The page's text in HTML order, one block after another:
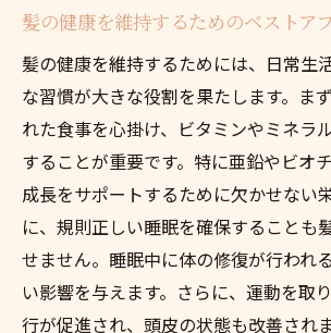
髪の健康を維持するためのベストア
髪の健康を維持するためには、日常生
な習慣が大きな役割を果たします。ま
れた食事を心掛け、ビタミンやミネラ
することが重要です。特に亜鉛やビオ
成長をサポートするために欠かせない
に、規則正しい睡眠を確保することも
せません。睡眠中に体の修復が行われ
い影響を与えます。さらに、運動を取
行が促進され、頭皮の状態も改善され